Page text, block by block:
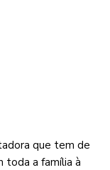
que tem de
toda a família à